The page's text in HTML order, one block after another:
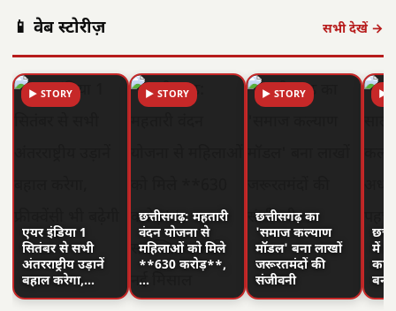
प्रगति की समीक्षा की
📱 वेब स्टोरीज़ सभी देखें →
▶ STORY
एयर इंडिया 1
सितंबर से सभी
अंतरराष्ट्रीय उड़ानें
बहाल करेगा,…
▶ STORY
छत्तीसगढ़: महतारी
वंदन योजना से
महिलाओं को मिले
**630 करोड़**,
…
▶ STORY
छत्तीसगढ़ का
'समाज कल्याण
मॉडल' बना लाखों
जरूरतमंदों की
संजीवनी
▶
में
का